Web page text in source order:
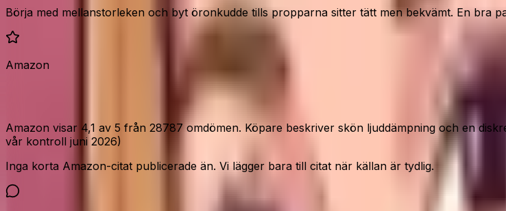
Börja med mellanstorleken och byt öronkudde tills propparna sitter tätt men bekvämt. En bra
Amazon
Vad Amazon-köparna säger
Amazon visar 4,1 av 5 från 28787 omdömen. Köpare beskriver skön ljuddämpning och en
vår kontroll juni 2026)
Inga korta Amazon-citat publicerade än. Vi lägger bara till citat när källan är tydlig.